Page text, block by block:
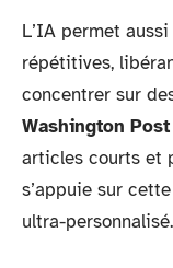
L’IA permet
répétitives,
concentrer sur
Washington Post
articles courts et
s’appuie sur
ultra-personnalisé.